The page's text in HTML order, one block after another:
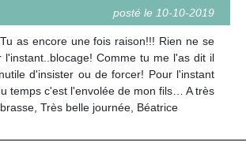
posté le 10-10-2019
as encore une fois raison!!! Rien ne se
l'instant..blocage! Comme tu me l'as dit il
d'insister ou de forcer! Pour l'instant
temps c'est l'envolée de mon fils… A très
Très belle journée, Béatrice